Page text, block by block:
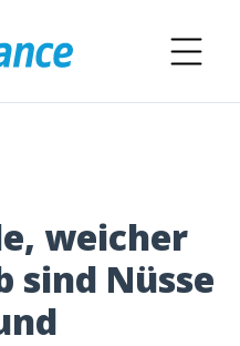
weicher
sind Nüsse